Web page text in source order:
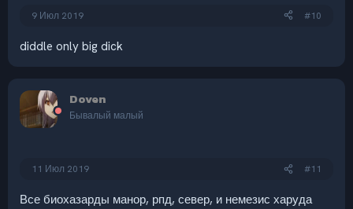
9 Июл 2019 #10
diddle only big dick
Doven
Бывалый малый
11 Июл 2019 #11
Все биохазарды манор, рпд, север, и немезис харуда